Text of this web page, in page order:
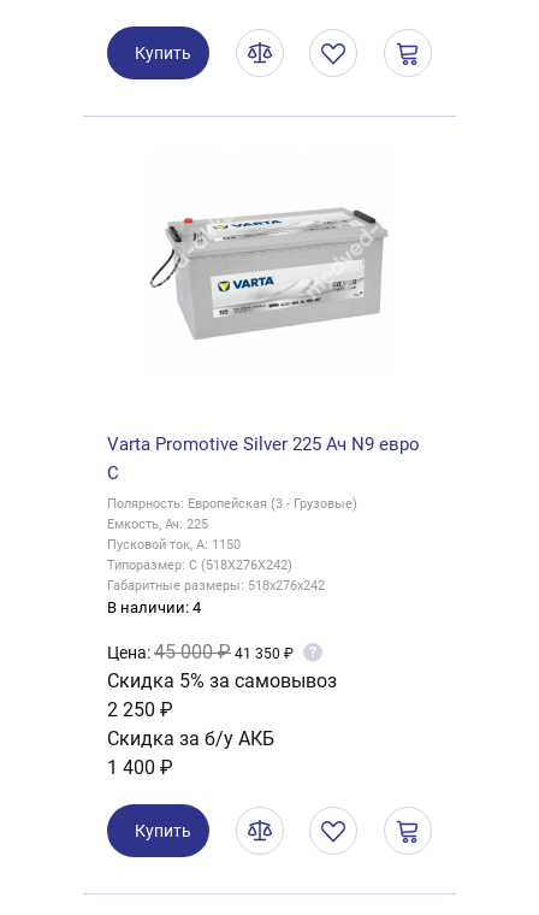
Купить
Varta Promotive Silver 225 Ач N9 евро
C
Полярность: Европейская (3 - Грузовые)
Емкость, Ач: 225
Пусковой ток, А: 1150
Типоразмер: C (518X276X242)
Габаритные размеры: 518х276х242
В наличии: 4
Цена:45 000 ₽ 41 350 ₽ ?
Скидка 5% за самовывоз
2 250 ₽
Скидка за б/у АКБ
1 400 ₽
Купить